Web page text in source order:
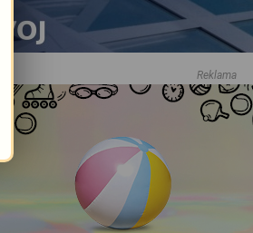
Reklama